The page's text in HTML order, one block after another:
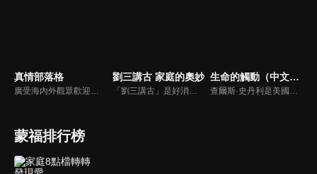
真情部落格
廣受海內外觀眾歡迎的真情部落格，是以見證故事為主軸的訪談節目，由知名主播夏嘉璐主持，莊信德牧師、黃國倫牧師回應，來賓在節目中自在的暢談自己的生命歷程，這些最真實的生命見證也幫助許多人走出低谷。
劉三講古 家庭的奧妙
「劉三講古」是好消息最老牌的節目，除了加入戲劇元素「喳唸伯與長腳姨」外，並蒐集無數史料，找到美好而精彩的基督徒生命故事，好讓福音更輕鬆真實的呈現在觀眾眼前。
生命的觸動（中文配音）
查爾斯·史丹利是美國第一浸信會的主任牧師，也是In Touch Ministries的創始人，也是紐約時報暢銷書作家。
蒙福排行榜